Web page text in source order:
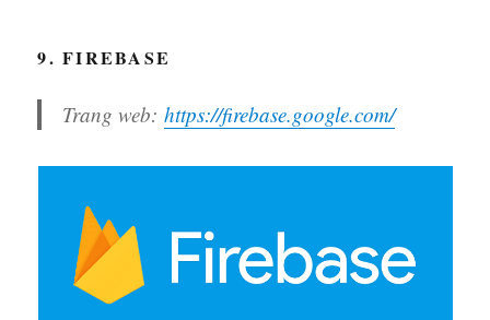
9. FIREBASE
Trang web: https://firebase.google.com/